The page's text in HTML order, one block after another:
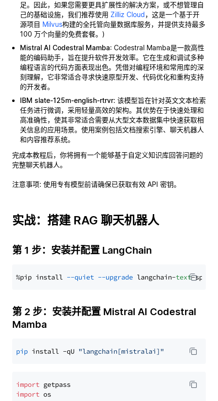
足。因此，如果您需要更具扩展性的解决方案，或不想管理自
己的基础设施，我们推荐使用 Zilliz Cloud，这是一个基于开
源项目 Milvus构建的全托管向量数据库服务，并提供支持最多
100 万个向量的免费套餐。)
Mistral AI Codestral Mamba: Codestral Mamba是一款高性
能的编码助手，旨在提升软件开发效率。它在生成和调试多种
编程语言的代码方面表现出色。凭借对编程环境和常用库的深
刻理解，它非常适合寻求快速原型开发、代码优化和重构支持
的开发者。
IBM slate-125m-english-rtrvr: 该模型旨在针对英文文本检索
任务进行微调，采用轻量高效的架构。其优势在于快速处理和
高准确性，使其非常适合需要从大型文本数据集中快速获取相
关信息的应用场景。使用案例包括文档搜索引擎、聊天机器人
和内容推荐系统。
完成本教程后，你将拥有一个能够基于自定义知识库回答问题的
完整聊天机器人。
注意事项: 使用专有模型前请确保已获取有效 API 密钥。
实战：搭建 RAG 聊天机器人
第 1 步：安装并配置 LangChain
%pip install --quiet --upgrade langchain-text
第 2 步：安装并配置 Mistral AI Codestral
Mamba
pip install -qU "langchain[mistralai]"
import
import os